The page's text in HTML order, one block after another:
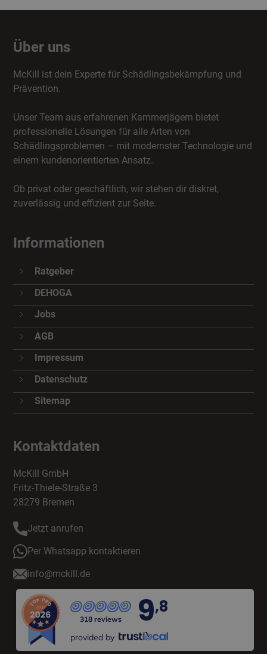
Über uns
McKill ist dein Experte für Schädlingsbekämpfung und
Prävention.
Unser Team aus erfahrenen Kammerjägern bietet
professionelle Lösungen für alle Arten von
Schädlingsproblemen – mit modernster Technologie und
einem kundenorientierten Ansatz.
Ob privat oder geschäftlich, wir stehen dir diskret,
zuverlässig und effizient zur Seite.
Informationen
Ratgeber
DEHOGA
Jobs
AGB
Impressum
Datenschutz
Sitemap
Kontaktdaten
McKill GmbH
Fritz-Thiele-Straße 3
28279 Bremen
Jetzt anrufen
Per Whatsapp kontaktieren
info@mckill.de
318 reviews 9,8
provided by